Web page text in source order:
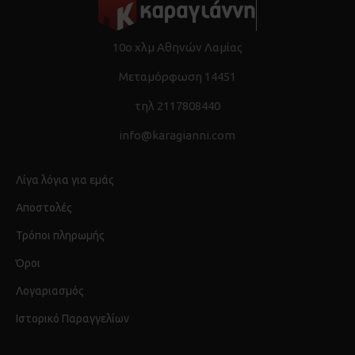
10ο χλμ Αθηνών Λαμίας
Μεταμόρφωση 14451
τηλ 2117808440
info@karagianni.com
Λίγα λόγια για εμάς
Αποστολές
Τρόποι πληρωμής
Όροι
Λογαριασμός
Ιστορικό Παραγγελίων